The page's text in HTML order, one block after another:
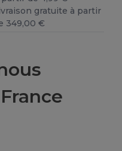
gratuite à partir
349,00 €